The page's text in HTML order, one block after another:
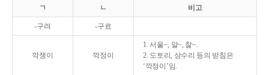
ㄱ ㄴ 비고
-구려 -구료
깍쟁이 깍정이
1. 서울~, 알~, 찰~.
2. 도토리, 상수리 등의 받침은
‘깍정이’임.